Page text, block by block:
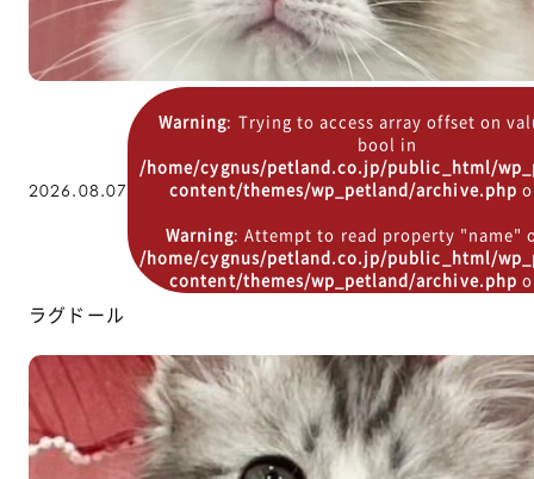
Warning: Trying to access array offset on
bool in
/home/cygnus/petland.co.jp/public_html/
content/themes/wp_petland/archive.php
Warning: Attempt to read property "name"
/home/cygnus/petland.co.jp/public_html/
content/themes/wp_petland/archive.php
2026.08.07
ラグドール